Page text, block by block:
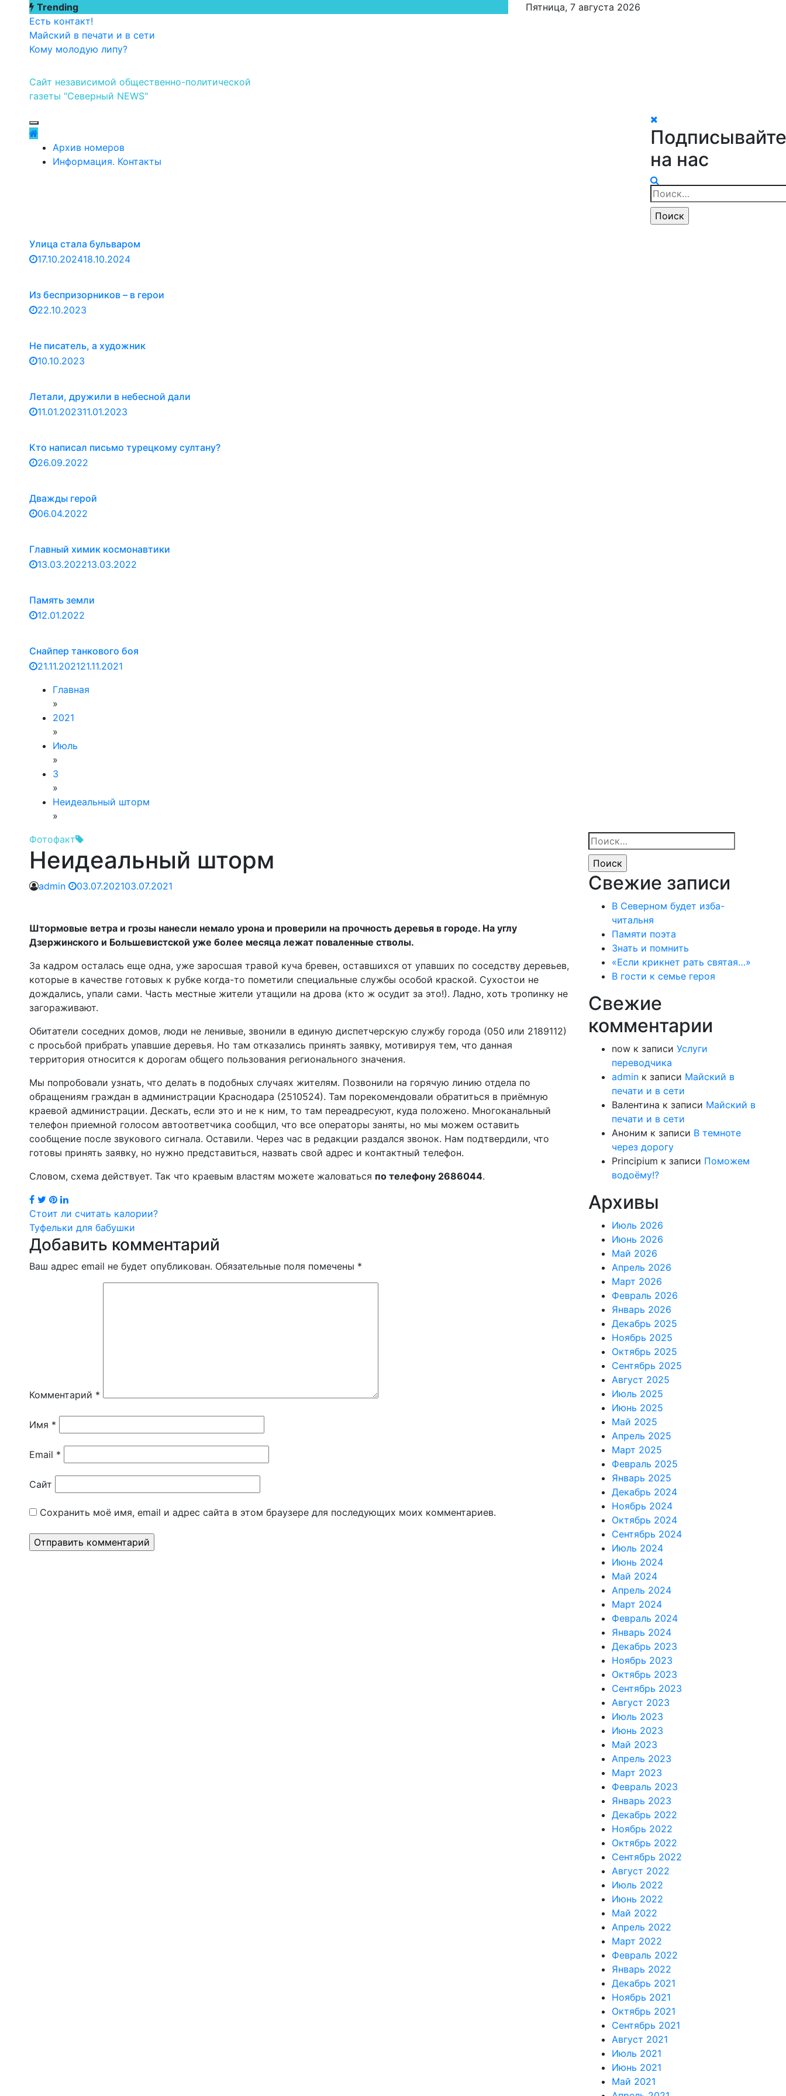
Перейти
содержимому
Trending
Есть контакт!
Майский в печати и в сети
Кому молодую липу?
Пятница, 7 августа 2026
Сайт независимой общественно-политической
газеты "Северный NEWS"
Архив номеров
Информация. Контакты
на нас
Найти:
Улица стала бульваром
17.10.202418.10.2024
Из беспризорников – в герои
22.10.2023
Не писатель, а художник
10.10.2023
Летали, дружили в небесной дали
11.01.202311.01.2023
Кто написал письмо турецкому султану?
26.09.2022
Дважды герой
06.04.2022
Главный химик космонавтики
13.03.202213.03.2022
Память земли
12.01.2022
Снайпер танкового боя
21.11.202121.11.2021
Главная
»
2021
»
Июль
»
3
»
Неидеальный шторм
»
Фотофакт
Неидеальный шторм
admin 03.07.202103.07.2021
Штормовые ветра и грозы нанесли немало урона и проверили на прочность деревья в городе. На углу
Дзержинского и Большевистской уже более месяца лежат поваленные стволы.
За кадром осталась еще одна, уже заросшая травой куча бревен, оставшихся от упавших по соседству деревьев,
которые в качестве готовых к рубке когда-то пометили специальные службы особой краской. Сухостои не
дождались, упали сами. Часть местные жители утащили на дрова (кто ж осудит за это!). Ладно, хоть тропинку не
загораживают.
Обитатели соседних домов, люди не ленивые, звонили в единую диспетчерскую службу города (050 или 2189112)
с просьбой прибрать упавшие деревья. Но там отказались принять заявку, мотивируя тем, что данная
территория относится к дорогам общего пользования регионального значения.
Мы попробовали узнать, что делать в подобных случаях жителям. Позвонили на горячую линию отдела по
обращениям граждан в администрации Краснодара (2510524). Там порекомендовали обратиться в приёмную
краевой администрации. Дескать, если это и не к ним, то там переадресуют, куда положено. Многоканальный
телефон приемной голосом автоответчика сообщил, что все операторы заняты, но мы можем оставить
сообщение после звукового сигнала. Оставили. Через час в редакции раздался звонок. Нам подтвердили, что
готовы принять заявку, но нужно представиться, назвать свой адрес и контактный телефон.
Словом, схема действует. Так что краевым властям можете жаловаться по телефону 2686044.
Навигация
по
записям
Стоит ли считать калории?
Туфельки для бабушки
Добавить комментарий
Ваш адрес email не будет опубликован. Обязательные поля помечены *
Комментарий *
Имя *
Email *
Сайт
Сохранить моё имя, email и адрес сайта в этом браузере для последующих моих комментариев.
Найти:
Свежие записи
В Северном будет изба-
читальня
Памяти поэта
Знать и помнить
«Если крикнет рать святая…»
В гости к семье героя
Свежие
комментарии
nowк записи Услуги
переводчика
adminк записи Майский в
печати и в сети
Валентина к записи Майский в
печати и в сети
Аноним к записи В темноте
через дорогу
Principium к записи Поможем
водоёму!?
Архивы
Июль 2026
Июнь 2026
Май 2026
Апрель 2026
Март 2026
Февраль 2026
Январь 2026
Декабрь 2025
Ноябрь 2025
Октябрь 2025
Сентябрь 2025
Август 2025
Июль 2025
Июнь 2025
Май 2025
Апрель 2025
Март 2025
Февраль 2025
Январь 2025
Декабрь 2024
Ноябрь 2024
Октябрь 2024
Сентябрь 2024
Июль 2024
Июнь 2024
Май 2024
Апрель 2024
Март 2024
Февраль 2024
Январь 2024
Декабрь 2023
Ноябрь 2023
Октябрь 2023
Сентябрь 2023
Август 2023
Июль 2023
Июнь 2023
Май 2023
Апрель 2023
Март 2023
Февраль 2023
Январь 2023
Декабрь 2022
Ноябрь 2022
Октябрь 2022
Сентябрь 2022
Август 2022
Июль 2022
Июнь 2022
Май 2022
Апрель 2022
Март 2022
Февраль 2022
Январь 2022
Декабрь 2021
Ноябрь 2021
Октябрь 2021
Сентябрь 2021
Август 2021
Июль 2021
Июнь 2021
Май 2021